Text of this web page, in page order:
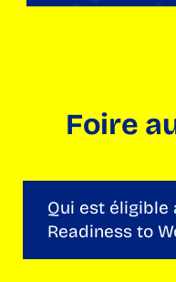
Foire
Qui est éligible
Readiness to